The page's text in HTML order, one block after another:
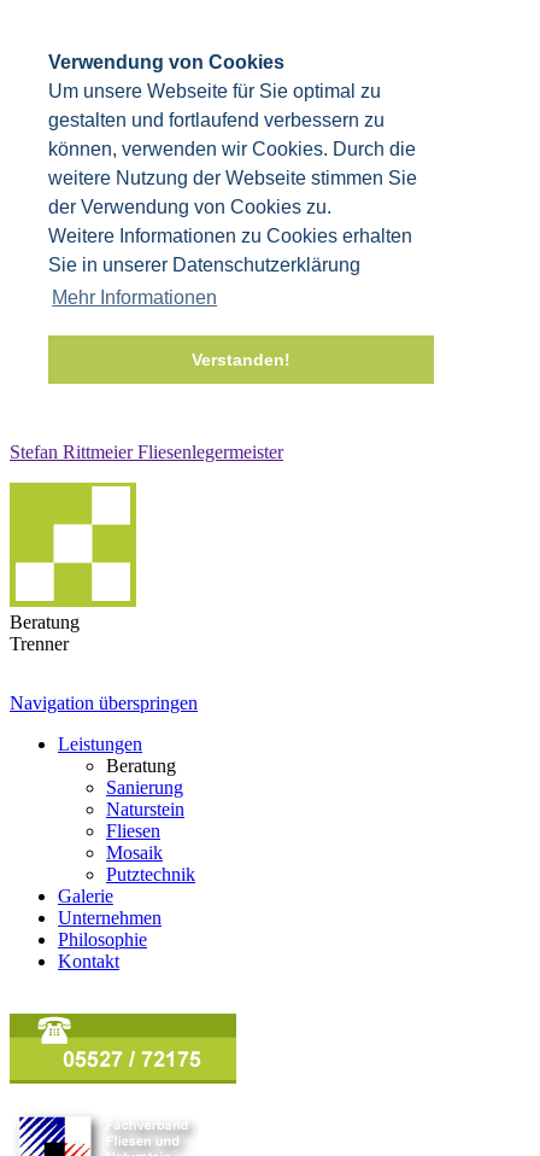
Verwendung von Cookies
Um unsere Webseite für Sie optimal zu
gestalten und fortlaufend verbessern zu
können, verwenden wir Cookies. Durch die
weitere Nutzung der Webseite stimmen Sie
der Verwendung von Cookies zu.
Weitere Informationen zu Cookies erhalten
Sie in unserer Datenschutzerklärung
Mehr Informationen
Verstanden!
Stefan Rittmeier Fliesenlegermeister
Beratung
Trenner
Navigation überspringen
Leistungen
Beratung
Sanierung
Naturstein
Fliesen
Mosaik
Putztechnik
Galerie
Unternehmen
Philosophie
Kontakt